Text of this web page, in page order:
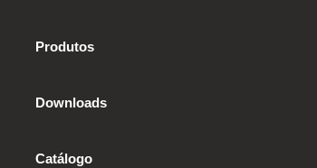
Produtos
Downloads
Catálogo